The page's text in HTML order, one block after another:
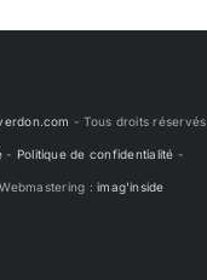
- Tous droits réservés
- Politique de confidentialité -
:imag'inside